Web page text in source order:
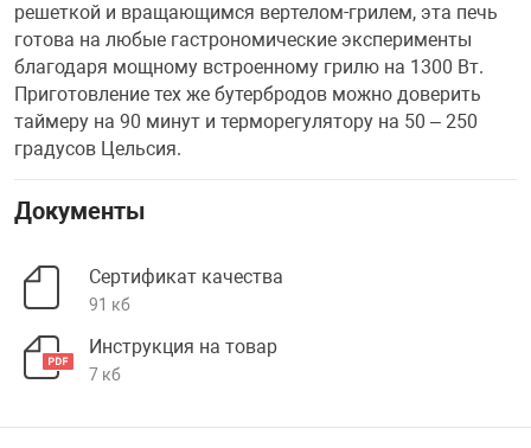
решеткой и вращающимся вертелом-грилем, эта печь
готова на любые гастрономические эксперименты
благодаря мощному встроенному грилю на 1300 Вт.
Приготовление тех же бутербродов можно доверить
таймеру на 90 минут и терморегулятору на 50 – 250
градусов Цельсия.
Документы
Сертификат качества
91 кб
Инструкция на товар
7 кб